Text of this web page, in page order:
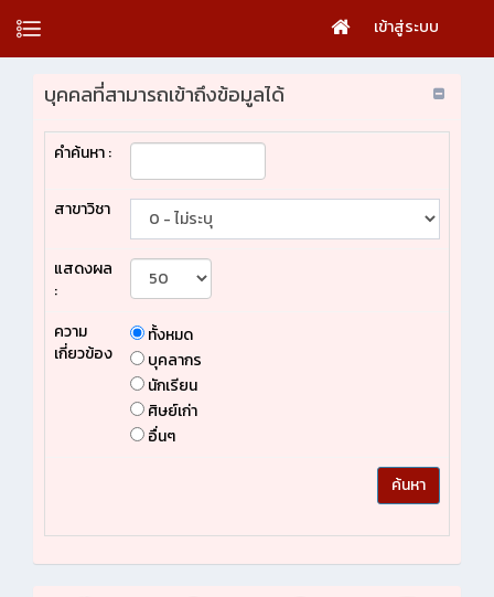
เข้าสู่ระบบ
บุคคลที่สามารถเข้าถึงข้อมูลได้
คำค้นหา :
สาขาวิชา
แสดงผล
:
ความ
เกี่ยวข้อง
ทั้งหมด
บุคลากร
นักเรียน
ศิษย์เก่า
อื่นๆ